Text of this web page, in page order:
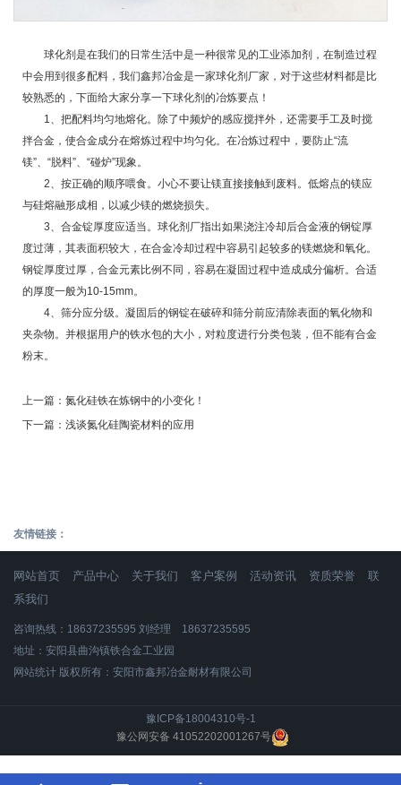
球化剂是在我们的日常生活中是一种很常见的工业添加剂，在制造过程
中会用到很多配料，我们鑫邦冶金是一家球化剂厂家，对于这些材料都是比
较熟悉的，下面给大家分享一下球化剂的冶炼要点！
1、把配料均匀地熔化。除了中频炉的感应搅拌外，还需要手工及时搅
拌合金，使合金成分在熔炼过程中均匀化。在冶炼过程中，要防止“流
镁”、“脱料”、“碰炉”现象。
2、按正确的顺序喂食。小心不要让镁直接接触到废料。低熔点的镁应
与硅熔融形成相，以减少镁的燃烧损失。
3、合金锭厚度应适当。球化剂厂指出如果浇注冷却后合金液的钢锭厚
度过薄，其表面积较大，在合金冷却过程中容易引起较多的镁燃烧和氧化。
钢锭厚度过厚，合金元素比例不同，容易在凝固过程中造成成分偏析。合适
的厚度一般为10-15mm。
4、筛分应分级。凝固后的钢锭在破碎和筛分前应清除表面的氧化物和
夹杂物。并根据用户的铁水包的大小，对粒度进行分类包装，但不能有合金
粉末。
上一篇： 氮化硅铁在炼钢中的小变化！
下一篇： 浅谈氮化硅陶瓷材料的应用
友情链接：
网站首页 产品中心 关于我们 客户案例 活动资讯 资质荣誉
联
系我们
咨询热线：18637235595 刘经理 18637235595
地址：安阳县曲沟镇铁合金工业园
网站统计 版权所有：安阳市鑫邦冶金耐材有限公司
豫ICP备18004310号-1
豫公网安备 41052202001267号